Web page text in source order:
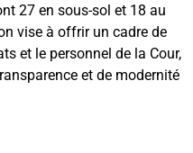
27 en sous-sol et 18 au
vise à offrir un cadre de
et le personnel de la Cour,
et de modernité